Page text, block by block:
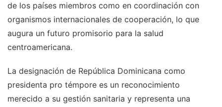
de los países miembros como en coordinación con
organismos internacionales de cooperación, lo que
augura un futuro promisorio para la salud
centroamericana.
La designación de República Dominicana como
presidenta pro témpore es un reconocimiento
merecido a su gestión sanitaria y representa una